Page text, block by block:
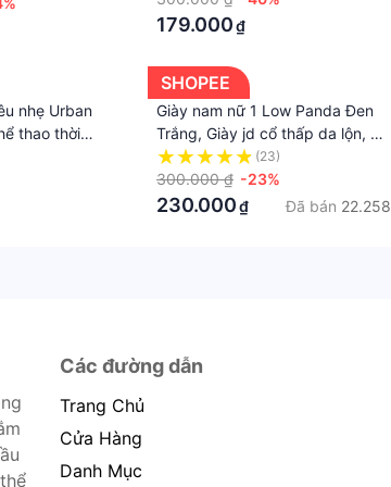
179.000₫
nhẹ Urban
thao thời
SHOPEE
Giày nam nữ 1 Low Panda Đen
Trắng, Giày jd cổ thấp da lộn, đế
tăng chiều cao, bản đẹp full box
(23)
300.000 ₫ -23%
230.000₫ Đã bán 22.258
Các đường dẫn
Trang Chủ
Cửa Hàng
Danh Mục